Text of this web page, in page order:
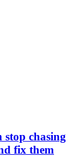
chasing
fix them